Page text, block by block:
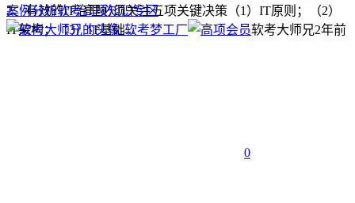
2、有效的IT治理必须关注五项关键决策（1）IT原则；（2）
IT架构；（3）IT基础...
案例分析软考高项知识专区
软考大师兄2年前
0